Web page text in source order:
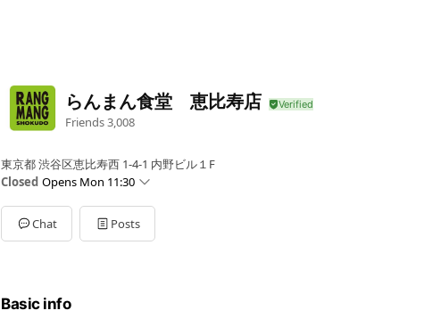
らんまん食堂 恵比寿店
Friends3,008
東京都 渋谷区恵比寿西 1-4-1 内野ビル１F
Closed Opens Mon 11:30
Mon11:30 - 15:00,17:00 - 23:00
Tue11:30 - 15:00,17:00 - 23:00
Wed
11:30 - 15:00,17:00 - 23:00
Sun17:00 - 22:00
Chat Posts
Basic info